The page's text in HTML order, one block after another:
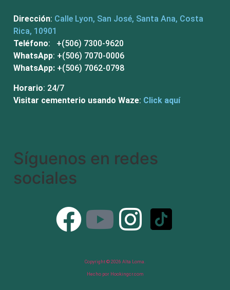
Dirección: Calle Lyon, San José, Santa Ana, Costa
Rica, 10901
Teléfono: +(506) 7300-9620
WhatsApp: +(506) 7070-0006
WhatsApp: +(506) 7062-0798
Horario: 24/7
Visitar cementerio usando Waze: Click aquí
Síguenos en redes
sociales​
Copyright © 2026 Alta Loma.
Hecho por Hookingcr.com